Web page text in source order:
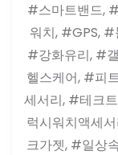
#스마트밴드,
워치, #GPS,
#강화유리, #
헬스케어, #피
세서리, #테크
럭시워치액세
크가젯, #일상